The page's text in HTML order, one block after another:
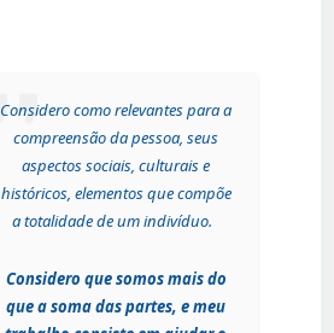
Considero como relevantes para a
compreensão da pessoa, seus
aspectos sociais, culturais e
históricos, elementos que compõe
a totalidade de um indivíduo.
Considero que somos mais do
que a soma das partes, e meu